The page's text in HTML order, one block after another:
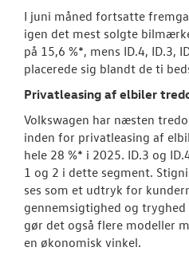
I juni måned fortsatte
igen det mest solgte
på 15,6 %*, mens ID.4, ID.3,
placerede sig blandt de ti
Privatleasing af elbiler
Volkswagen har næsten
inden for privatleasing af
hele 28 %* i 2025. ID.3 og
1 og 2 i dette segment.
ses som et udtryk for
gennemsigtighed og
gør det også flere modeller
en økonomisk vinkel.